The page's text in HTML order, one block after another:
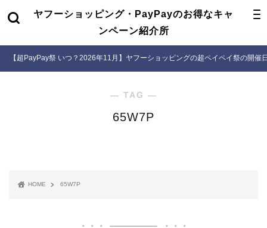
ヤフーショッピング・PayPayのお得なキャ
ンペーン紹介所
【超PayPay祭 いつ？2026年11月】ヤフーショッピングの超ペイペイ祭の開催
― TAG ―
65W7P
HOME 65W7P